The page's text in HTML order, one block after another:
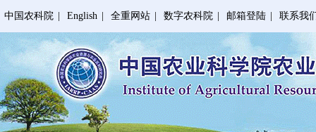
中国农科院 English 全重网站 数字农科院 邮箱登陆 联系我